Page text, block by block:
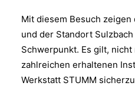
Mit diesem Besuch
und der Standort
Schwerpunkt. Es gilt,
zahlreichen erhaltenen
Werkstatt STUMM